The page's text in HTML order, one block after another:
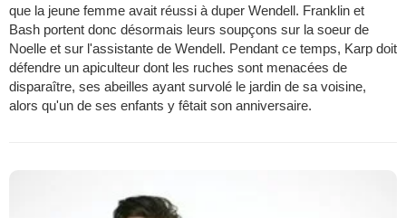
que la jeune femme avait réussi à duper Wendell. Franklin et
Bash portent donc désormais leurs soupçons sur la soeur de
Noelle et sur l'assistante de Wendell. Pendant ce temps, Karp doit
défendre un apiculteur dont les ruches sont menacées de
disparaître, ses abeilles ayant survolé le jardin de sa voisine,
alors qu'un de ses enfants y fêtait son anniversaire.